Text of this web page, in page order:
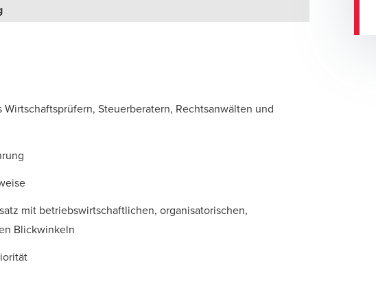
Wirtschaftsprüfern, Steuerberatern, Rechtsanwälten und
mit betriebswirtschaftlichen, organisatorischen,
Blickwinkeln